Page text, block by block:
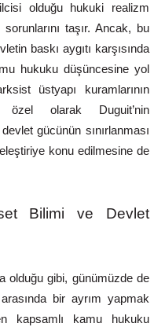
olduğu hukuki realizm
taşır. Ancak, bu
baskı aygıtı karşısında
hukuku düşüncesine yol
üstyapı kuramlarının
özel olarak Duguit’nin
gücünün sınırlanması
konu edilmesine de
Bilimi ve
Devlet
olduğu gibi, günümüzde de
bir ayrım yapmak
kapsamlı kamu
hukuku